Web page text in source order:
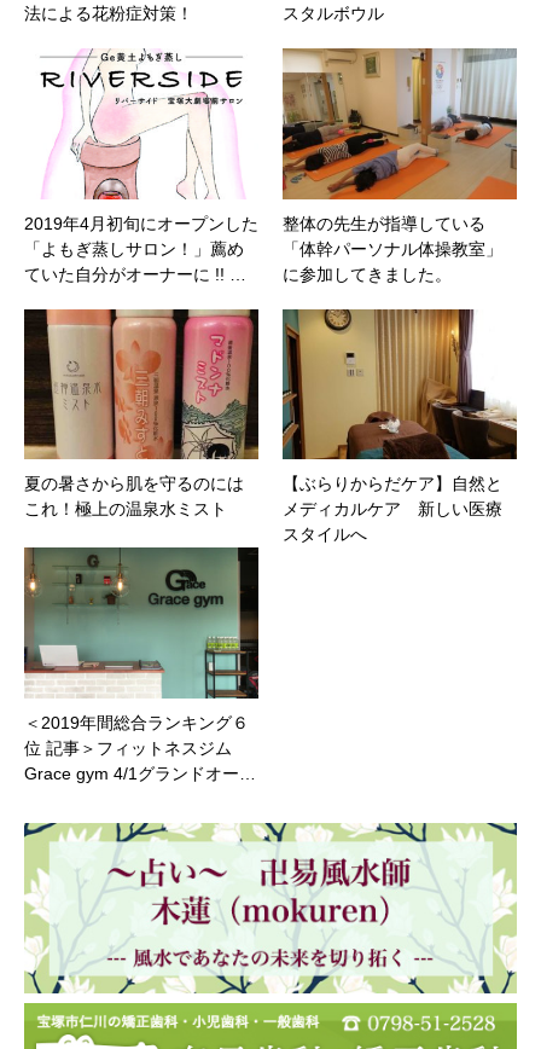
法による花粉症対策！
スタルボウル
2019年4月初旬にオープンした
「よもぎ蒸しサロン！」薦め
ていた自分がオーナーに !! …
整体の先生が指導している
「体幹パーソナル体操教室」
に参加してきました。
夏の暑さから肌を守るのには
これ！極上の温泉水ミスト
【ぶらりからだケア】自然と
メディカルケア 新しい医療
スタイルへ
＜2019年間総合ランキング６
位 記事＞フィットネスジム
Grace gym 4/1グランドオー…